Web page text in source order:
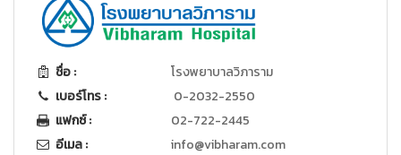
ชื่อ :
โรงพยาบาลวิภาราม
เบอร์โทร :
0-2032-2550
แฟกซ์ :
02-722-2445
อีเมล :
info@vibharam.com